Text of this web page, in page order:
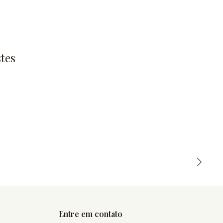
Entre em contato